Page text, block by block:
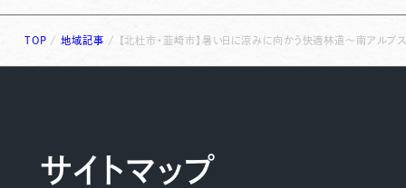
TOP /地域記事 / 【北杜市・韮崎市】暑い日に涼みに向かう快適林道〜南アルプ
サイトマップ